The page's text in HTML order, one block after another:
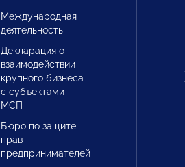
Международная
деятельность
Декларация о
взаимодействии
крупного бизнеса
с субъектами
МСП
Бюро по защите
прав
предпринимателей